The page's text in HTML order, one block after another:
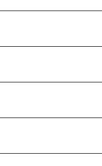
/ Clarinet
organ
/ ds
ォーク
SOUNDTRACKS
/ READING